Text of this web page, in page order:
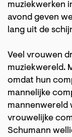
muziekwerken
avond geven
lang uit de
Veel vrouwen
muziekwereld.
omdat hun
mannelijke
mannenwereld
vrouwelijke
Schumann